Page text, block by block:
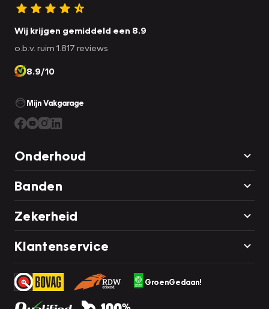
Wij krijgen gemiddeld een 8.9
o.b.v. ruim 1.817 reviews
8.9/10
Mijn Vakgarage
Onderhoud
Banden
Zekerheid
Klantenservice
GroenGedaan!